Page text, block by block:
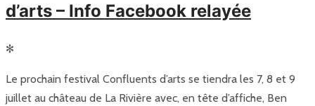
d’arts – Info Facebook relayée
✻
Le prochain festival Confluents d’arts se tiendra les 7, 8 et 9
juillet au château de La Rivière avec, en tête d’affiche, Ben